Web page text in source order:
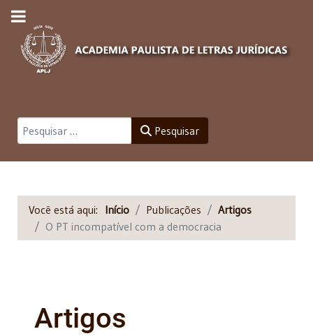
Pesquisar Pesquisar
Você está aqui: Início Publicações
Artigos
O PT incompatível com a democracia
Artigos